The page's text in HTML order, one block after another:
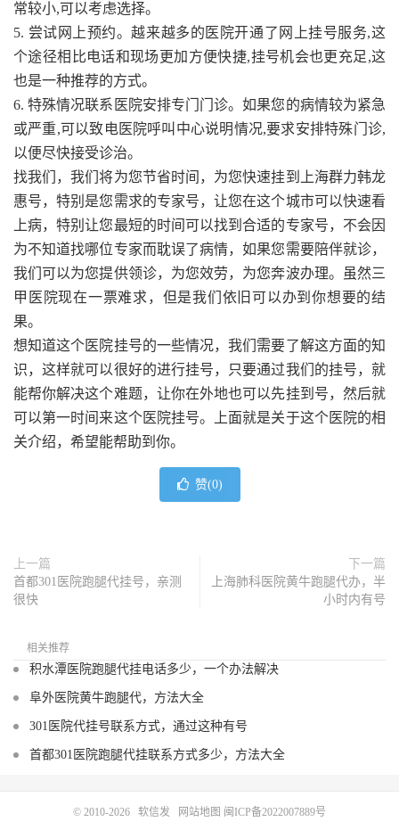
常较小,可以考虑选择。
5. 尝试网上预约。越来越多的医院开通了网上挂号服务,这
个途径相比电话和现场更加方便快捷,挂号机会也更充足,这
也是一种推荐的方式。
6. 特殊情况联系医院安排专门门诊。如果您的病情较为紧急
或严重,可以致电医院呼叫中心说明情况,要求安排特殊门诊,
以便尽快接受诊治。
找我们，我们将为您节省时间，为您快速挂到上海群力韩龙
惠号，特别是您需求的专家号，让您在这个城市可以快速看
上病，特别让您最短的时间可以找到合适的专家号，不会因
为不知道找哪位专家而耽误了病情，如果您需要陪伴就诊，
我们可以为您提供领诊，为您效劳，为您奔波办理。虽然三
甲医院现在一票难求，但是我们依旧可以办到你想要的结
果。
想知道这个医院挂号的一些情况，我们需要了解这方面的知
识，这样就可以很好的进行挂号，只要通过我们的挂号，就
能帮你解决这个难题，让你在外地也可以先挂到号，然后就
可以第一时间来这个医院挂号。上面就是关于这个医院的相
关介绍，希望能帮助到你。
赞(0)
上一篇
首都301医院跑腿代挂号，亲测
很快
下一篇
上海肺科医院黄牛跑腿代办，半
小时内有号
相关推荐
积水潭医院跑腿代挂电话多少，一个办法解决
阜外医院黄牛跑腿代，方法大全
301医院代挂号联系方式，通过这种有号
首都301医院跑腿代挂联系方式多少，方法大全
© 2010-2026 软信发 网站地图 闽ICP备2022007889号